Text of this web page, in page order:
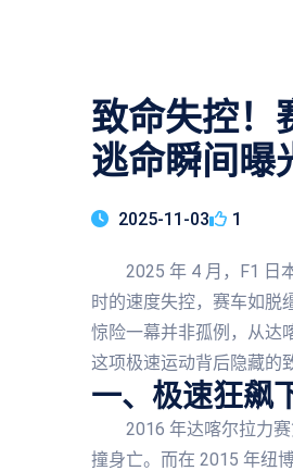
致命失控！
逃命瞬间曝
2025-11-03 1
2025 年 4 月，F1 日
时的速度失控，赛车如脱
惊险一幕并非孤例，从达
这项极速运动背后隐藏的
一、极速狂飙
2016 年达喀尔拉力
撞身亡。而在 2015 年纽